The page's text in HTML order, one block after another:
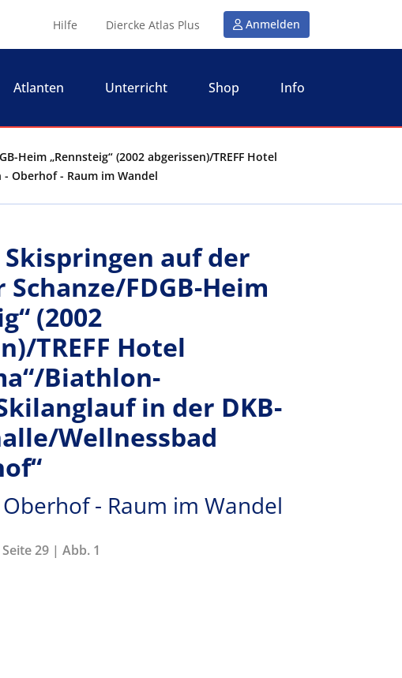
Hilfe Diercke Atlas Plus Anmelden
Atlanten Unterricht Shop Info
Heim „Rennsteig“ (2002 abgerissen)/TREFF Hotel
Oberhof - Raum im Wandel
auf der
FDGB-Heim
(2002
TREFF Hotel
Biathlon-
in der DKB-
Wellnessbad
- Raum im Wandel
29 | Abb. 1